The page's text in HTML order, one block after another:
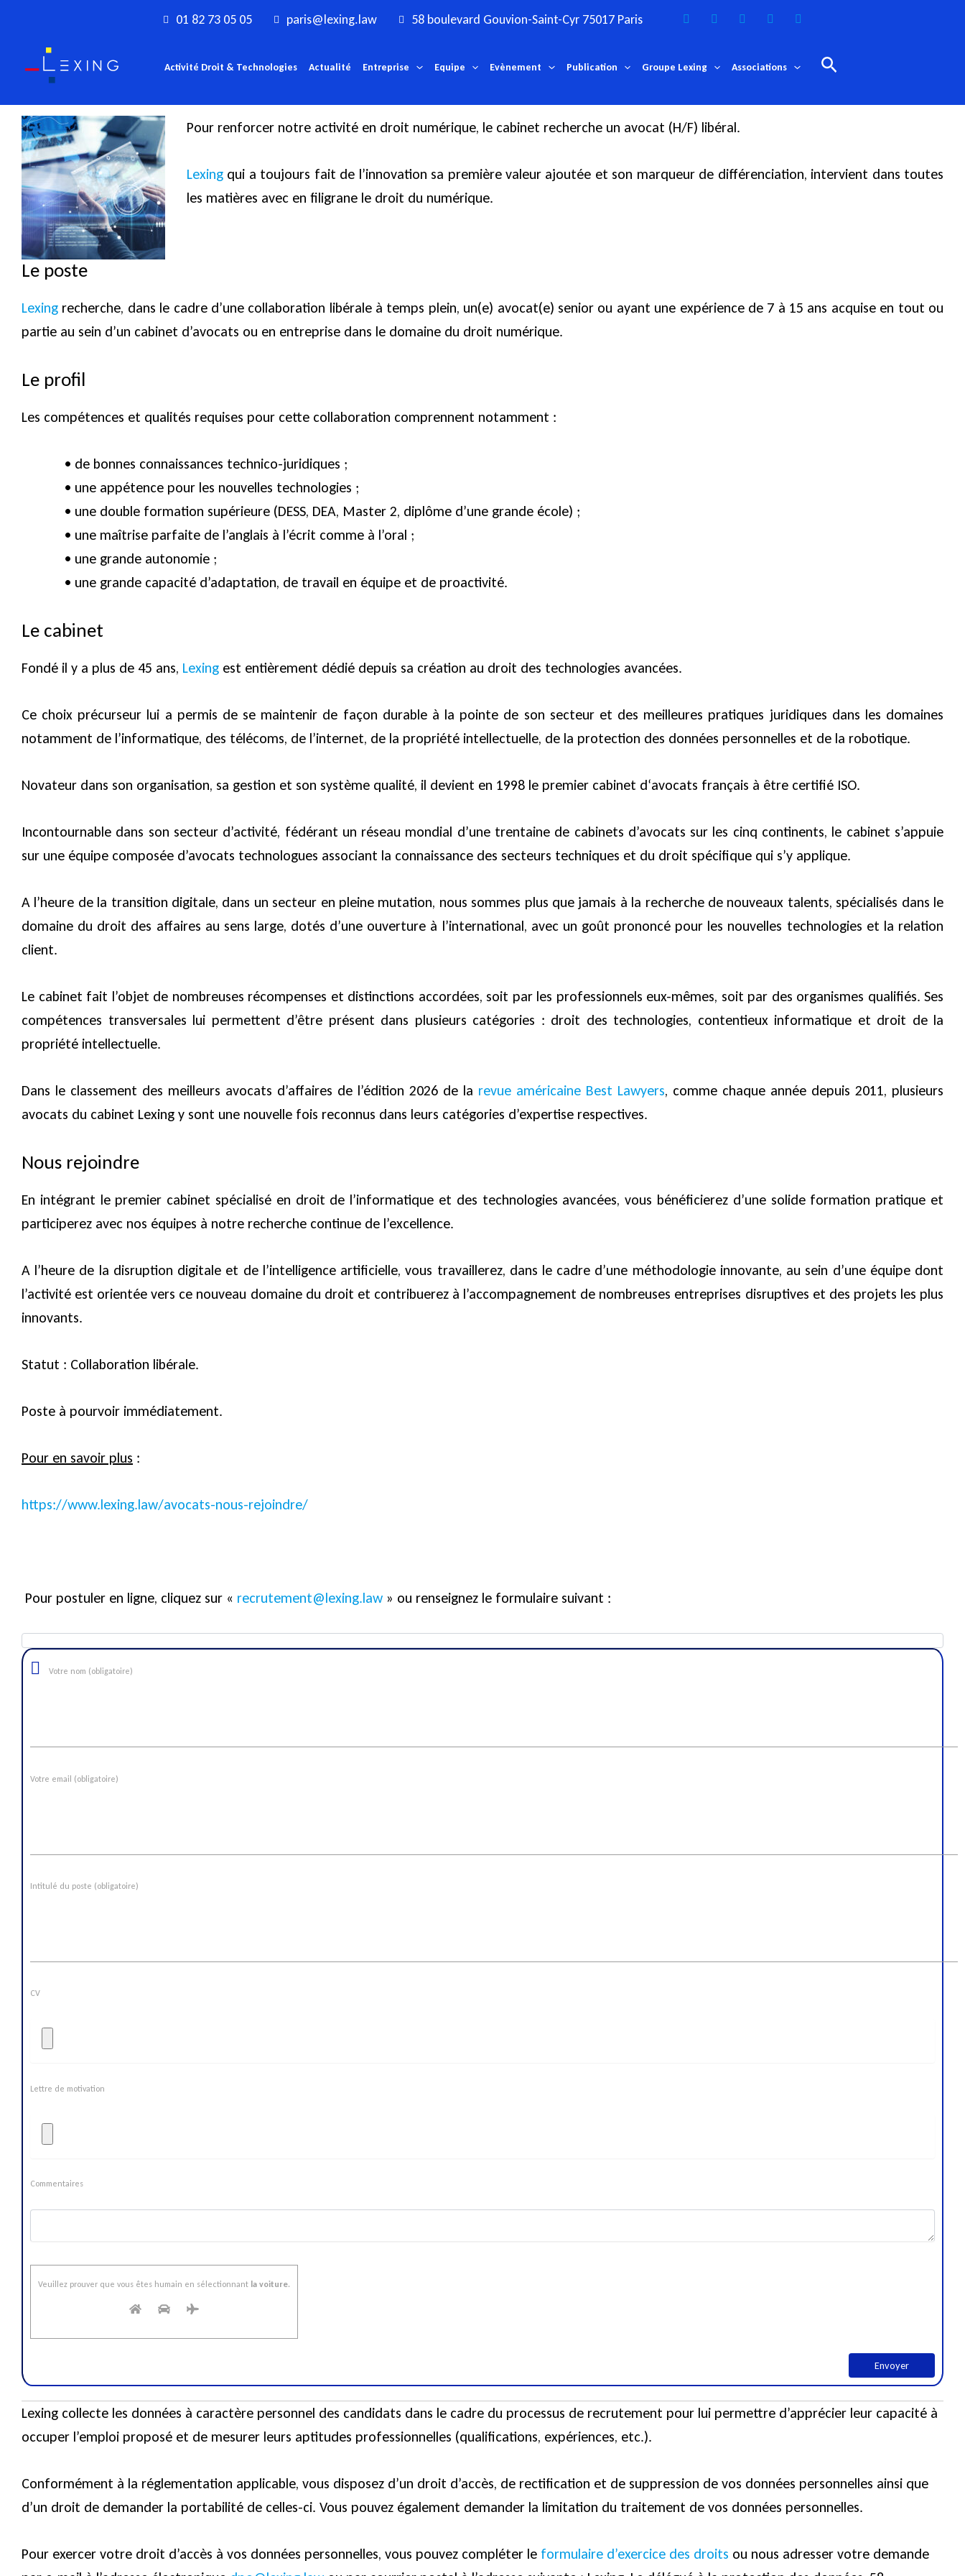
contenu
01 82 73 05 05 paris@lexing.law 58 boulevard Gouvion-Saint-Cyr 75017 Paris
Activité Droit & Technologies Actualité Entreprise Equipe Evènement Publication Groupe Lexing Associations Rechercher
Pour renforcer notre activité en droit numérique, le cabinet recherche un avocat (H/F) libéral.
Lexing qui a toujours fait de l’innovation sa première valeur ajoutée et son marqueur de différenciation, intervient dans toutes
les matières avec en filigrane le droit du numérique.
Le poste
Lexing recherche, dans le cadre d’une collaboration libérale à temps plein, un(e) avocat(e) senior ou ayant une expérience de 7 à 15 ans acquise en tout ou
partie au sein d’un cabinet d’avocats ou en entreprise dans le domaine du droit numérique.
Le profil
Les compétences et qualités requises pour cette collaboration comprennent notamment :
• de bonnes connaissances technico-juridiques ;
• une appétence pour les nouvelles technologies ;
• une double formation supérieure (DESS, DEA, Master 2, diplôme d’une grande école) ;
• une maîtrise parfaite de l’anglais à l’écrit comme à l’oral ;
• une grande autonomie ;
• une grande capacité d’adaptation, de travail en équipe et de proactivité.
Le cabinet
Fondé il y a plus de 45 ans, Lexing est entièrement dédié depuis sa création au droit des technologies avancées.
Ce choix précurseur lui a permis de se maintenir de façon durable à la pointe de son secteur et des meilleures pratiques juridiques dans les domaines
notamment de l’informatique, des télécoms, de l’internet, de la propriété intellectuelle, de la protection des données personnelles et de la robotique.
Novateur dans son organisation, sa gestion et son système qualité, il devient en 1998 le premier cabinet d‘avocats français à être certifié ISO.
Incontournable dans son secteur d’activité, fédérant un réseau mondial d’une trentaine de cabinets d’avocats sur les cinq continents, le cabinet s’appuie
sur une équipe composée d’avocats technologues associant la connaissance des secteurs techniques et du droit spécifique qui s’y applique.
A l’heure de la transition digitale, dans un secteur en pleine mutation, nous sommes plus que jamais à la recherche de nouveaux talents, spécialisés dans le
domaine du droit des affaires au sens large, dotés d’une ouverture à l’international, avec un goût prononcé pour les nouvelles technologies et la relation
client.
Le cabinet fait l’objet de nombreuses récompenses et distinctions accordées, soit par les professionnels eux-mêmes, soit par des organismes qualifiés. Ses
compétences transversales lui permettent d’être présent dans plusieurs catégories : droit des technologies, contentieux informatique et droit de la
propriété intellectuelle.
Dans le classement des meilleurs avocats d’affaires de l’édition 2026 de la revue américaine Best Lawyers, comme chaque année depuis 2011, plusieurs
avocats du cabinet Lexing y sont une nouvelle fois reconnus dans leurs catégories d’expertise respectives.
Nous rejoindre
En intégrant le premier cabinet spécialisé en droit de l’informatique et des technologies avancées, vous bénéficierez d’une solide formation pratique et
participerez avec nos équipes à notre recherche continue de l’excellence.
A l’heure de la disruption digitale et de l’intelligence artificielle, vous travaillerez, dans le cadre d’une méthodologie innovante, au sein d’une équipe dont
l’activité est orientée vers ce nouveau domaine du droit et contribuerez à l’accompagnement de nombreuses entreprises disruptives et des projets les plus
innovants.
Statut : Collaboration libérale.
Poste à pourvoir immédiatement.
Pour en savoir plus :
https://www.lexing.law/avocats-nous-rejoindre/
Pour postuler en ligne, cliquez sur « recrutement@lexing.law » ou renseignez le formulaire suivant :
Votre nom (obligatoire)
Votre email (obligatoire)
Intitulé du poste (obligatoire)
CV
Lettre de motivation
Commentaires
Veuillez prouver que vous êtes humain en sélectionnant la voiture.
Lexing collecte les données à caractère personnel des candidats dans le cadre du processus de recrutement pour lui permettre d’apprécier leur capacité à
occuper l’emploi proposé et de mesurer leurs aptitudes professionnelles (qualifications, expériences, etc.).
Conformément à la réglementation applicable, vous disposez d’un droit d’accès, de rectification et de suppression de vos données personnelles ainsi que
d’un droit de demander la portabilité de celles-ci. Vous pouvez également demander la limitation du traitement de vos données personnelles.
Pour exercer votre droit d’accès à vos données personnelles, vous pouvez compléter le formulaire d’exercice des droits ou nous adresser votre demande